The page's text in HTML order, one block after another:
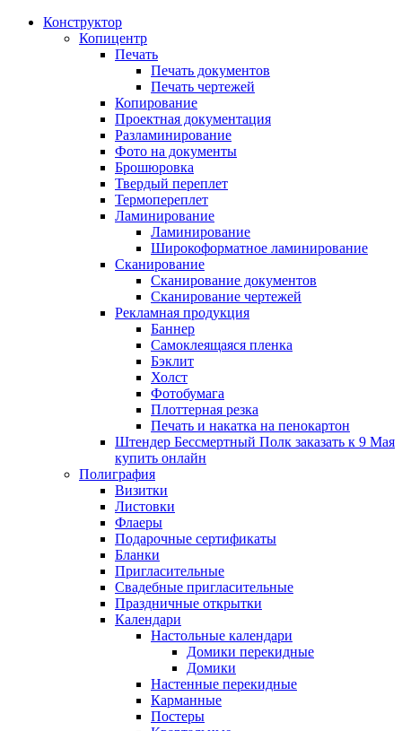
Конструктор
Копицентр
Печать
Печать документов
Печать чертежей
Копирование
Проектная документация
Разламинирование
Фото на документы
Брошюровка
Твердый переплет
Термопереплет
Ламинирование
Ламинирование
Широкоформатное ламинирование
Сканирование
Сканирование документов
Сканирование чертежей
Рекламная продукция
Баннер
Самоклеящаяся пленка
Бэклит
Холст
Фотобумага
Плоттерная резка
Печать и накатка на пенокартон
Штендер Бессмертный Полк заказать к 9 Мая
купить онлайн
Полиграфия
Визитки
Листовки
Флаеры
Подарочные сертификаты
Бланки
Пригласительные
Свадебные пригласительные
Праздничные открытки
Календари
Настольные календари
Домики перекидные
Домики
Настенные перекидные
Карманные
Постеры